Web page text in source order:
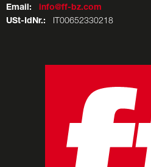
Email:
info@ff-bz.com
USt-IdNr.: IT00652330218